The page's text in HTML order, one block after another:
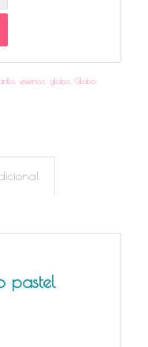
, esferico, globo, Globo
pastel